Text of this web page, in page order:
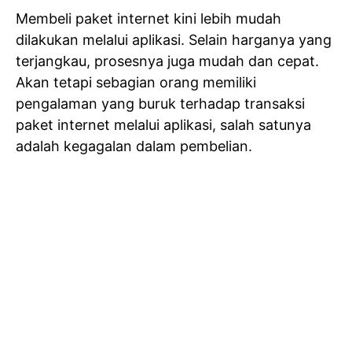
Membeli paket internet kini lebih mudah
dilakukan melalui aplikasi. Selain harganya yang
terjangkau, prosesnya juga mudah dan cepat.
Akan tetapi sebagian orang memiliki
pengalaman yang buruk terhadap transaksi
paket internet melalui aplikasi, salah satunya
adalah kegagalan dalam pembelian.